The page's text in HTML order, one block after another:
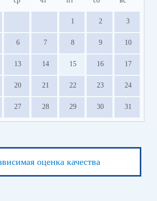
1 2 3
6 7 8 9 10
13 14 15 16 17
20 21 22 23 24
27 28 29 30 31
оценка качества